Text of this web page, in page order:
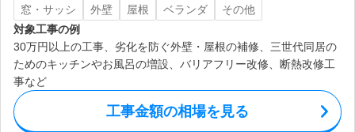
窓・サッシ
外壁 屋根 ベランダ
その他
対象工事の例
30万円以上の工事、劣化を防ぐ外壁・屋根の補修、三世代同居の
ためのキッチンやお風呂の増設、バリアフリー改修、断熱改修工
事など
工事金額の相場を見る